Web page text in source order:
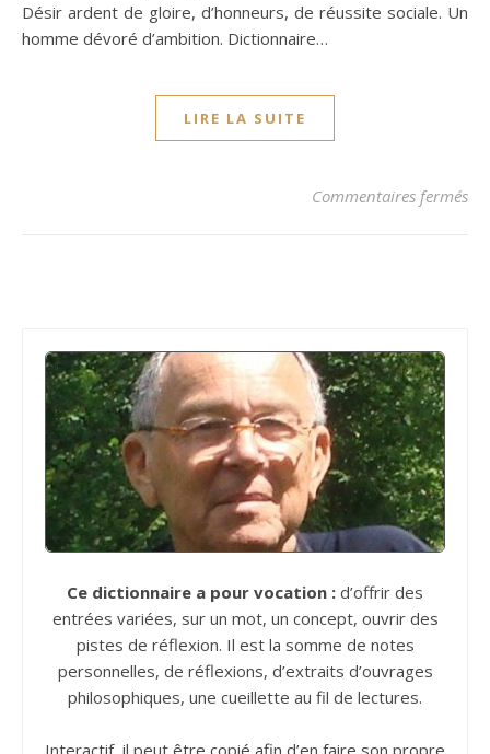
Désir ardent de gloire, d’honneurs, de réussite sociale. Un
homme dévoré d’ambition. Dictionnaire…
LIRE LA SUITE
Commentaires fermés
Ce dictionnaire a pour vocation : d’offrir des
entrées variées, sur un mot, un concept, ouvrir des
pistes de réflexion. Il est la somme de notes
personnelles, de réflexions, d’extraits d’ouvrages
philosophiques, une cueillette au fil de lectures.
Interactif, il peut être copié afin d’en faire son propre